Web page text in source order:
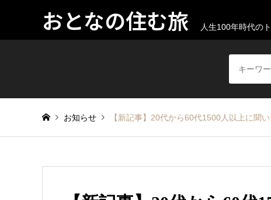
おとなの住む旅 人生100年時代の
お知らせ 【新記事】20代から60代1500人以上に聞